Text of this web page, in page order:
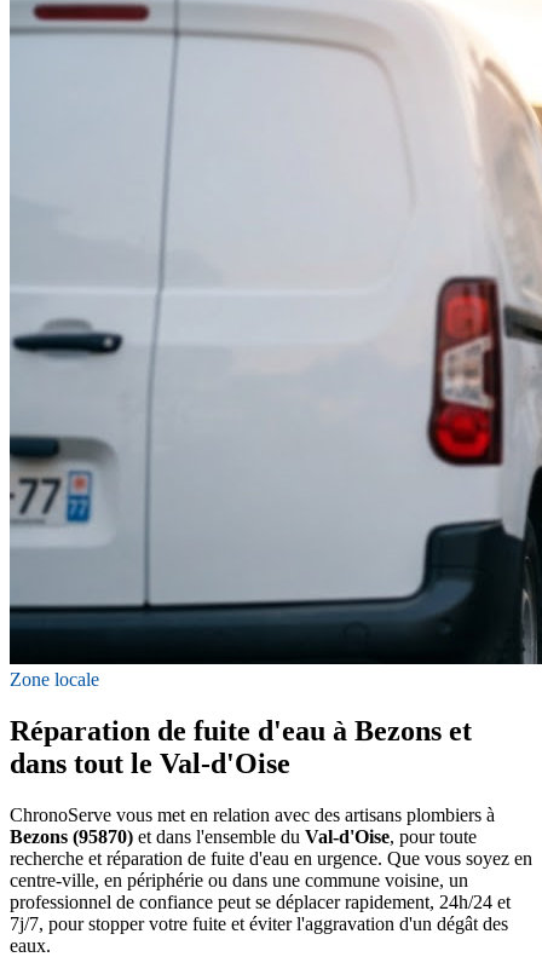
Zone locale
Réparation de fuite d'eau à Bezons et
dans tout le Val-d'Oise
ChronoServe vous met en relation avec des artisans plombiers à
Bezons (95870) et dans l'ensemble du Val-d'Oise, pour toute
recherche et réparation de fuite d'eau en urgence. Que vous soyez en
centre-ville, en périphérie ou dans une commune voisine, un
professionnel de confiance peut se déplacer rapidement, 24h/24 et
7j/7, pour stopper votre fuite et éviter l'aggravation d'un dégât des
eaux.